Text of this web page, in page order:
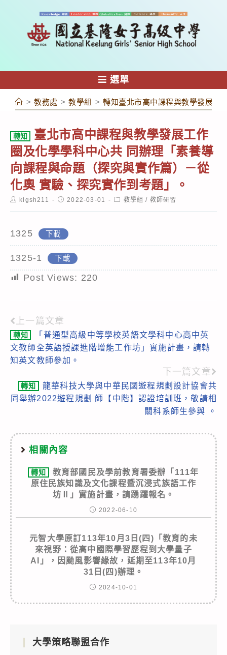
容
選單
> 教務處 > 教學組 > 轉知臺北市高中課程與教學發展工
轉知
臺北市高中課程與教學發展工作
圈及化學學科中心共 同辦理「素養導
向課程與命題（探究與實作篇）－從
化奧 實驗、探究實作到考題」。
Postklgsh211
Post2022-03-01
Post教學組 / 教師研習
1325 下載
1325-1 下載
Post Views: 220
Read
more
articles
上一篇文章
轉知
「普通型高級中等學校英語文學科中心高中英
文教師全英語授課進階增能工作坊」實施計畫，請轉
知英文教師參加。
下一篇文章
轉知
龍華科技大學與中華民國遊程規劃設計協會共
同舉辦2022遊程規劃 師【中階】認證培訓班，敬請相
關科系師生參與 。
相關內容
轉知
教育部國民及學前教育署委辦「111年
原住民族知識及文化課程暨沉浸式族語工作
坊Ⅱ」實施計畫，請踴躍報名。
2022-06-10
元智大學原訂113年10月3日(四)「教育的未
來視野：從高中國際學習歷程到大學量子
AI」，因颱風影響緣故，延期至113年10月
31日(四)辦理。
2024-10-01
大學策略聯盟合作